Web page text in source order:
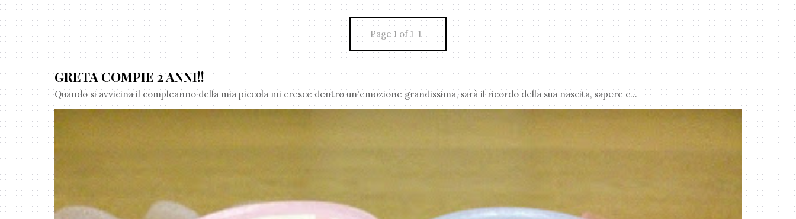
Page 1 of 1 1
GRETA COMPIE 2 ANNI!!
Quando si avvicina il compleanno della mia piccola mi cresce dentro un'emozione grandissima, sarà il ricordo della sua nascita, sapere c...